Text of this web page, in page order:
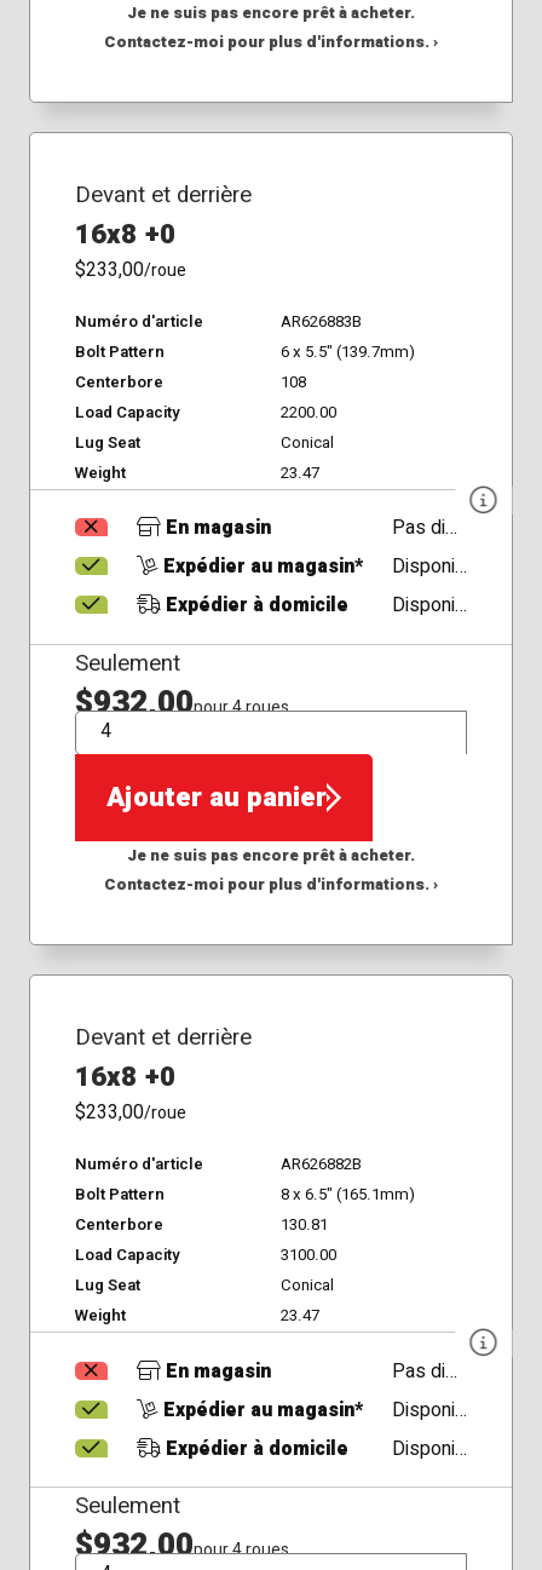
Je ne suis pas encore prêt à acheter.
Contactez-moi pour plus d'informations. ›
Devant et derrière
16x8 +0
$233,00/roue
Numéro d'article
AR626883B
Bolt Pattern
6 x 5.5" (139.7mm)
Centerbore
108
Load Capacity
2200.00
Lug Seat
Conical
Weight
23.47
En magasin
Pas disponible
Expédier au magasin*
Disponible
Expédier à domicile
Disponible
Seulement
$932,00pour 4 roues
QTÉ
Ajouter au panier
Je ne suis pas encore prêt à acheter.
Contactez-moi pour plus d'informations. ›
Devant et derrière
16x8 +0
$233,00/roue
Numéro d'article
AR626882B
Bolt Pattern
8 x 6.5" (165.1mm)
Centerbore
130.81
Load Capacity
3100.00
Lug Seat
Conical
Weight
23.47
En magasin
Pas disponible
Expédier au magasin*
Disponible
Expédier à domicile
Disponible
Seulement
$932,00pour 4 roues